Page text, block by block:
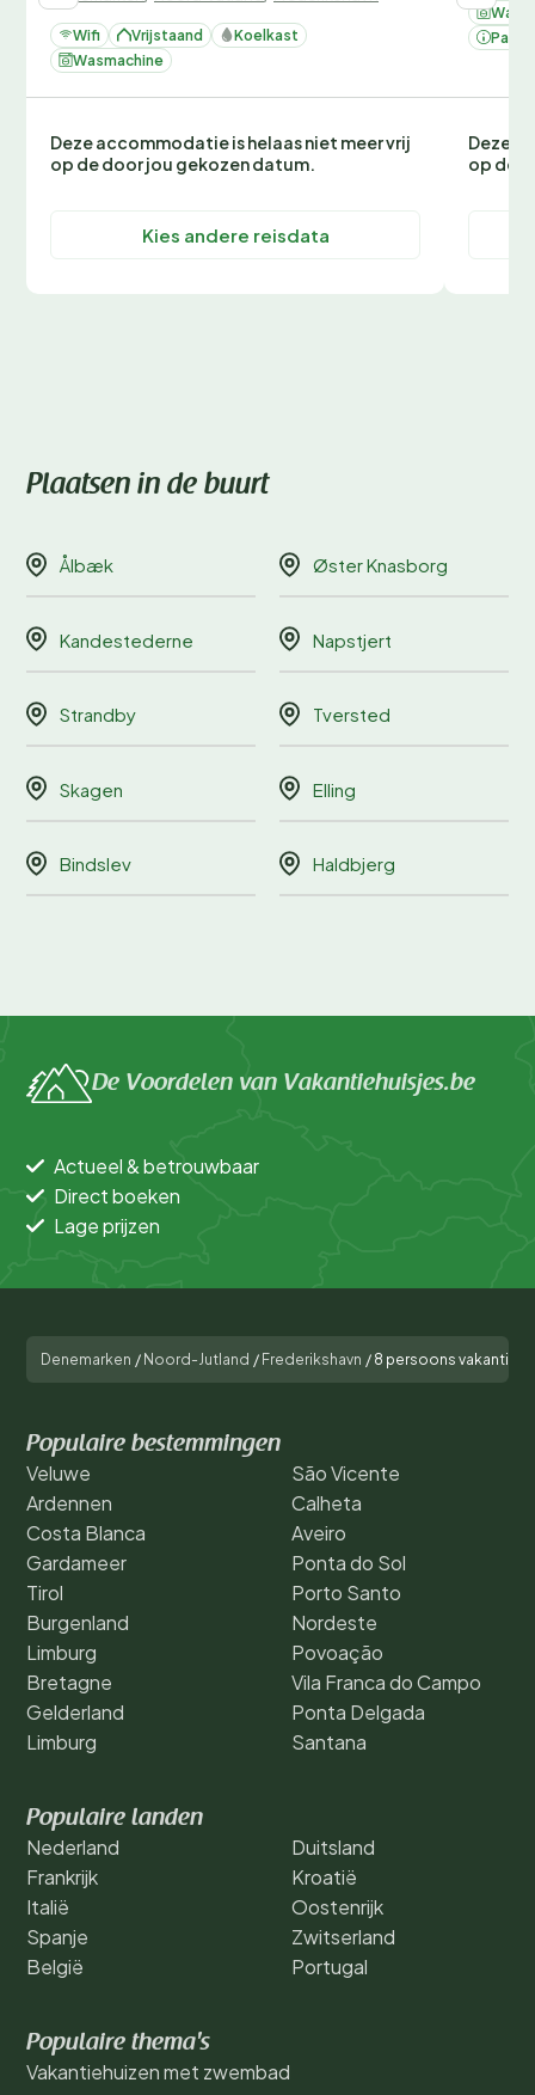
Wifi Vrijstaand
Koelkast
Wasmachine
Deze accommodatie is helaas niet meer vrij
op de door jou gekozen datum.
Kies andere reisdata
Deze
op de
Plaatsen in de buurt
Ålbæk Øster Knasborg
Kandestederne Napstjert
Strandby Tversted
Skagen Elling
Bindslev Haldbjerg
De Voordelen van Vakantiehuisjes.be
Actueel & betrouwbaar
Direct boeken
Lage prijzen
Denemarken / Noord-Jutland / Frederikshavn / 8 persoons vakantie
Populaire bestemmingen
Veluwe
Ardennen
Costa Blanca
Gardameer
Tirol
Burgenland
Limburg
Bretagne
Gelderland
Limburg
São Vicente
Calheta
Aveiro
Ponta do Sol
Porto Santo
Nordeste
Povoação
Vila Franca do Campo
Ponta Delgada
Santana
Populaire landen
Nederland
Frankrijk
Italië
Spanje
België
Duitsland
Kroatië
Oostenrijk
Zwitserland
Portugal
Populaire thema's
Vakantiehuizen met zwembad